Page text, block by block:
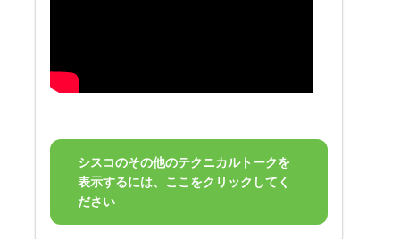
シスコのその他のテクニカルトークを
表示するには、ここをクリックしてく
ださい